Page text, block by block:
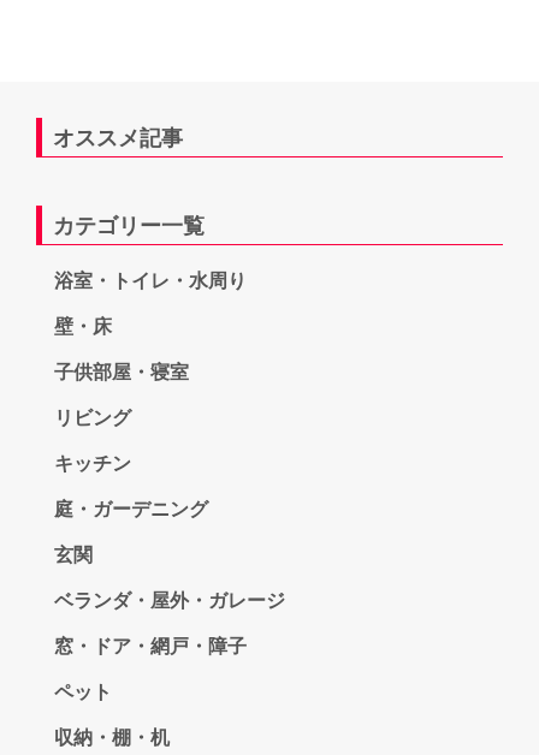
オススメ記事
カテゴリー一覧
浴室・トイレ・水周り
壁・床
子供部屋・寝室
リビング
キッチン
庭・ガーデニング
玄関
ベランダ・屋外・ガレージ
窓・ドア・網戸・障子
ペット
収納・棚・机